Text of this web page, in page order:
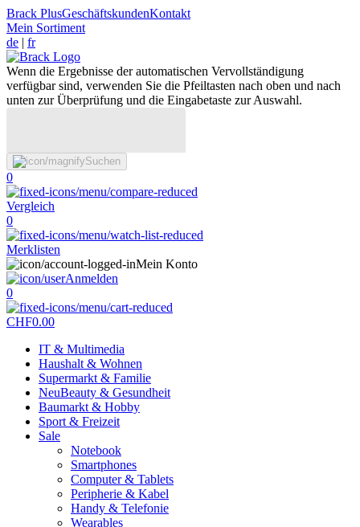
Brack PlusGeschäftskundenKontakt
Mein Sortiment
de | fr
Wenn die Ergebnisse der automatischen Vervollständigung
verfügbar sind, verwenden Sie die Pfeiltasten nach oben und nach
unten zur Überprüfung und die Eingabetaste zur Auswahl.
Suchen
0
Vergleich
0
Merklisten
Mein Konto
Anmelden
0
CHF0.00
IT & Multimedia
Haushalt & Wohnen
Supermarkt & Familie
NeuBeauty & Gesundheit
Baumarkt & Hobby
Sport & Freizeit
Sale
Notebook
Smartphones
Computer & Tablets
Peripherie & Kabel
Handy & Telefonie
Wearables